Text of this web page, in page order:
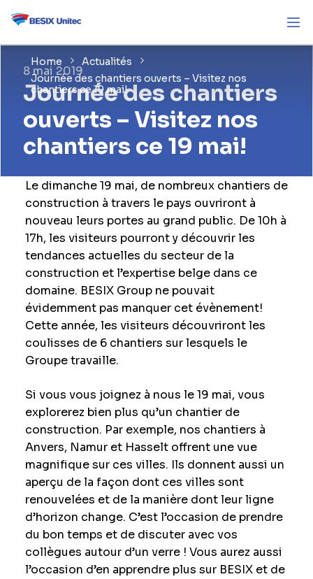
Home
Actualités
Journée des chantiers ouverts – Visitez nos
chantiers ce 19 mai!
8 mai 2019
Journée des chantiers
ouverts – Visitez nos
chantiers ce 19 mai!
Le dimanche 19 mai, de nombreux chantiers de
construction à travers le pays ouvriront à
nouveau leurs portes au grand public. De 10h à
17h, les visiteurs pourront y découvrir les
tendances actuelles du secteur de la
construction et l’expertise belge dans ce
domaine. BESIX Group ne pouvait
évidemment pas manquer cet évènement!
Cette année, les visiteurs découvriront les
coulisses de 6 chantiers sur lesquels le
Groupe travaille.
Si vous vous joignez à nous le 19 mai, vous
explorerez bien plus qu’un chantier de
construction. Par exemple, nos chantiers à
Anvers, Namur et Hasselt offrent une vue
magnifique sur ces villes. Ils donnent aussi un
aperçu de la façon dont ces villes sont
renouvelées et de la manière dont leur ligne
d’horizon change. C’est l’occasion de prendre
du bon temps et de discuter avec vos
collègues autour d’un verre ! Vous aurez aussi
l’occasion d’en apprendre plus sur BESIX et de